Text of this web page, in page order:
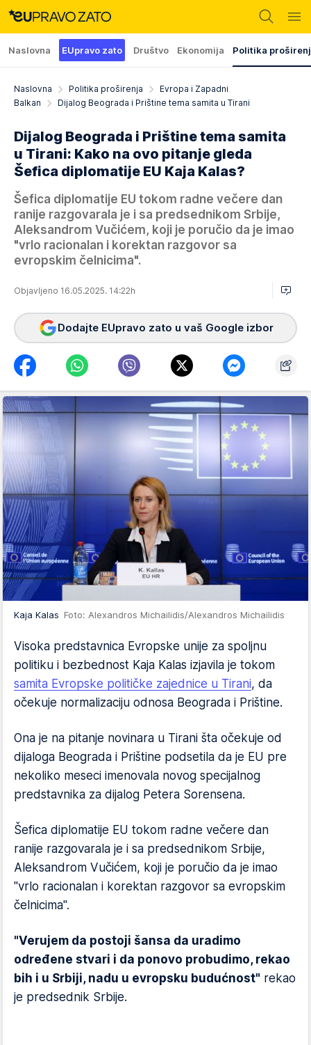
Naslovna EUpravo zato Društvo Ekonomija Politika
Naslovna Politika proširenja
Evropa i Zapadni
Balkan
Dijalog Beograda i Prištine tema samita u Tirani
Dijalog Beograda i Prištine tema samita
u Tirani: Kako na ovo pitanje gleda
Šefica diplomatije EU Kaja Kalas?
Šefica diplomatije EU tokom radne večere dan
ranije razgovarala je i sa predsednikom Srbije,
Aleksandrom Vučićem, koji je poručio da je imao
"vrlo racionalan i korektan razgovor sa
evropskim čelnicima".
Objavljeno 16.05.2025. 14:22h
Dodajte EUpravo zato u vaš Google izbor
Kaja Kalas Foto: Alexandros Michailidis/Alexandros Michailidis
Visoka predstavnica Evropske unije za spoljnu
politiku i bezbednost Kaja Kalas izjavila je tokom
samita Evropske političke zajednice u Tirani, da
očekuje normalizaciju odnosa Beograda i Prištine.
Ona je na pitanje novinara u Tirani šta očekuje od
dijaloga Beograda i Prištine podsetila da je EU pre
nekoliko meseci imenovala novog specijalnog
predstavnika za dijalog Petera Sorensena.
Šefica diplomatije EU tokom radne večere dan
ranije razgovarala je i sa predsednikom Srbije,
Aleksandrom Vučićem, koji je poručio da je imao
"vrlo racionalan i korektan razgovor sa evropskim
čelnicima".
"Verujem da postoji šansa da uradimo
određene stvari i da ponovo probudimo, rekao
bih i u Srbiji, nadu u evropsku budućnost" rekao
je predsednik Srbije.